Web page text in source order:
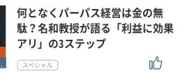
何となくパーパス経営は金の無
駄？名和教授が語る「利益に効果
アリ」の3ステップ